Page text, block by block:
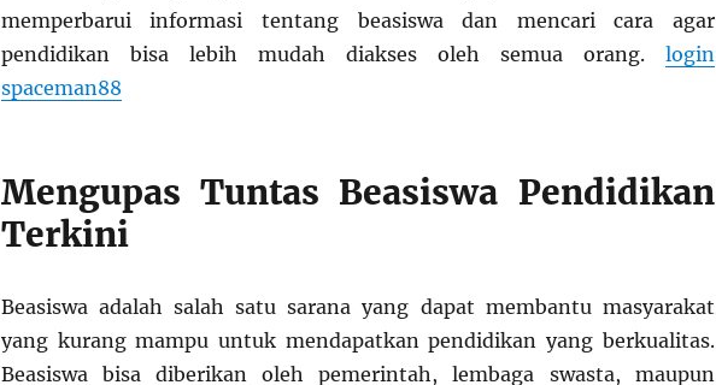
memperbarui informasi tentang beasiswa dan mencari cara agar
pendidikan bisa lebih mudah diakses oleh semua orang. login
spaceman88
Mengupas Tuntas Beasiswa Pendidikan
Terkini
Beasiswa adalah salah satu sarana yang dapat membantu masyarakat
yang kurang mampu untuk mendapatkan pendidikan yang berkualitas.
Beasiswa bisa diberikan oleh pemerintah, lembaga swasta, maupun